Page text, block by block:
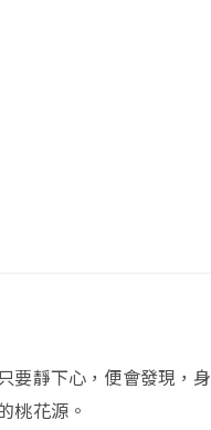
要靜下心，便會發現，身
桃花源。